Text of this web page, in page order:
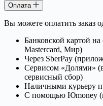
Оплата
Вы можете оплатить заказ
Банковской картой
Mastercard, Мир)
Через SberPay
Сервисом «Долями»
сервисный сбор)
Наличными курьеру
С помощью Юmoney